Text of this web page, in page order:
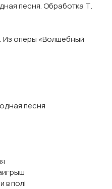
песня. Обработка Т.
Из оперы «Волшебный
песня
в полi